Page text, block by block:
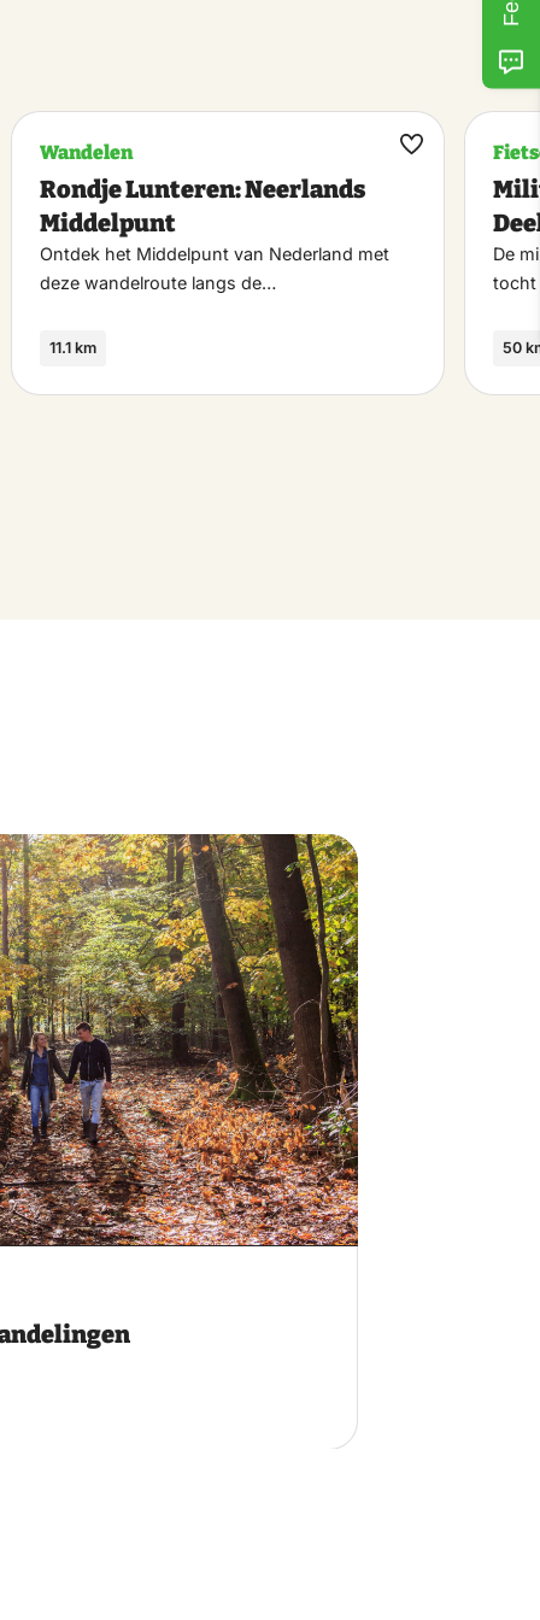
Wandelen
Rondje Lunteren: Neerlands
Middelpunt
Ontdek het Middelpunt van Nederland met
deze wandelroute langs de…
11.1 km
Maak
De
tocht
50